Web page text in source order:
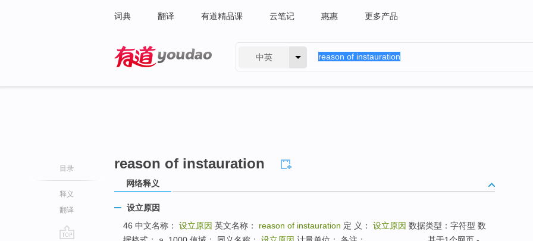
词典 翻译 有道精品课 云笔记 惠惠 更多产品
中英
目录
释义
翻译
reason of instauration
网络释义
设立原因
46 中文名称： 设立原因 英文名称： reason of instauration 定 义： 设立原因 数据类型：字符型 数